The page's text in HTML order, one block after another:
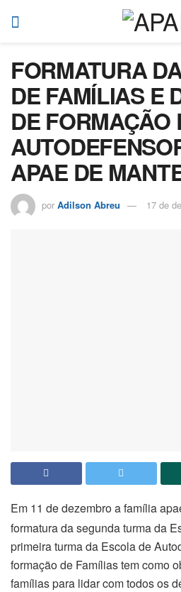
FORMATURA
DE FAMÍLIAS E
DE FORMAÇÃO
APAE DE
por Adilson Abreu 17 de
Em 11 de dezembro a família
formatura da segunda turma da
primeira turma da Escola de
formação de Famílias tem como
famílias para lidar com todos os